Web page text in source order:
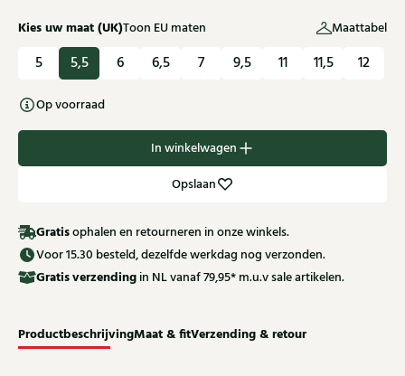
Kies uw maat (UK)Toon EU maten Maattabel
5 5,5 6 6,5 7 9,5 11 11,5 12
Op voorraad
In winkelwagen
Opslaan
Gratisophalen en retourneren in onze winkels.
Voor 15.30 besteld, dezelfde werkdag nog verzonden.
Gratisverzending in NL vanaf 79,95* m.u.v sale artikelen.
ProductbeschrijvingMaat & fitVerzending & retour